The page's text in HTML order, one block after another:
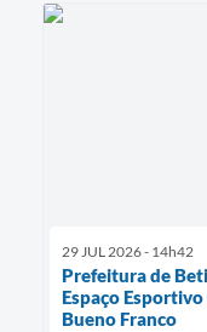
29 JUL 2026 - 14h42
Prefeitura de
Espaço
Bueno Franco